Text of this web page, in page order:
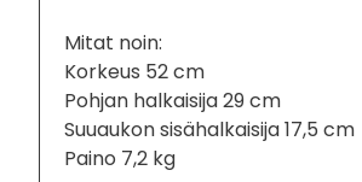
Mitat noin:
Korkeus 52 cm
Pohjan halkaisija 29 cm
Suuaukon sisähalkaisija 17,5 cm
Paino 7,2 kg